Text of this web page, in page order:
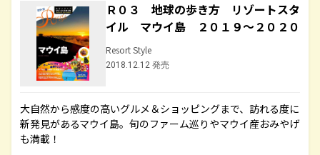
Ｒ０３ 地球の歩き方 リゾートスタ
イル マウイ島 ２０１９～２０２０
Resort Style
2018.12.12 発売
大自然から感度の高いグルメ＆ショッピングまで、訪れる度に
新発見があるマウイ島。旬のファーム巡りやマウイ産おみやげ
も満載！